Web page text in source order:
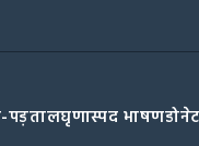
पड़तालघृणास्पद भाषण